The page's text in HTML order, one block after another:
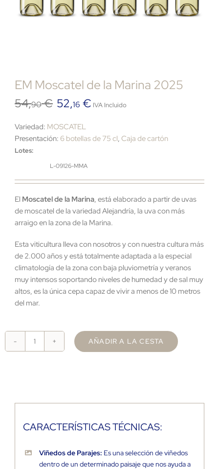
EM Moscatel de la Marina 2025
54,90 € El
original
era:
€.
52,16 € El
es:
IVA Incluido
Variedad: MOSCATEL
Presentación: 6 botellas de 75 cl, Caja de cartón
Lotes:
L-09126-MMA
El Moscatel de la Marina, está elaborado a partir de uvas
de moscatel de la variedad Alejandría, la uva con más
arraigo en la zona de la Marina.
Esta viticultura lleva con nosotros y con nuestra cultura más
de 2.000 años y está totalmente adaptada a la especial
climatología de la zona con baja pluviometría y veranos
muy intensos soportando niveles de humedad y de sal muy
altos, es la única cepa capaz de vivir a menos de 10 metros
del mar.
EM
2025
AÑADIR A LA CESTA
CARACTERÍSTICAS TÉCNICAS:
Viñedos de Parajes: Es una selección de viñedos
dentro de un determinado paisaje que nos ayuda a